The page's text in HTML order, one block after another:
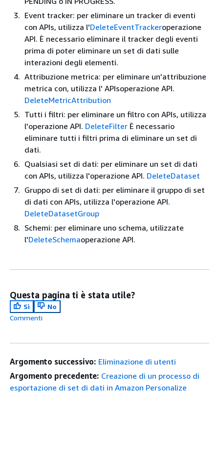
Event tracker: per eliminare un tracker di eventi
con APIs, utilizza l'DeleteEventTrackeroperazione
API. È necessario eliminare il tracker degli eventi
prima di poter eliminare un set di dati sulle
interazioni degli elementi.
Attribuzione metrica: per eliminare un'attribuzione
metrica con, utilizza l' APIsoperazione API.
DeleteMetricAttribution
Tutti i filtri: per eliminare un filtro con APIs, utilizza
l'operazione API. DeleteFilter È necessario
eliminare tutti i filtri prima di eliminare un set di
dati.
Qualsiasi set di dati: per eliminare un set di dati
con APIs, utilizza l'operazione API. DeleteDataset
Gruppo di set di dati: per eliminare il gruppo di set
di dati con APIs, utilizza l'operazione API.
DeleteDatasetGroup
Schemi: per eliminare uno schema, utilizzate
l'DeleteSchemaoperazione API.
Questa pagina ti è stata utile?
Sì
No
Commenti
Argomento successivo: Eliminazione di utenti
Argomento precedente: Creazione di un processo di
esportazione di set di dati in Amazon Personalize